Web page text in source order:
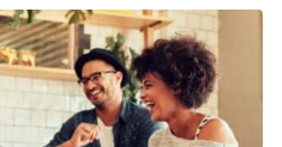
physical pain.Proceedings of
of the United States of
pnas.1911861117